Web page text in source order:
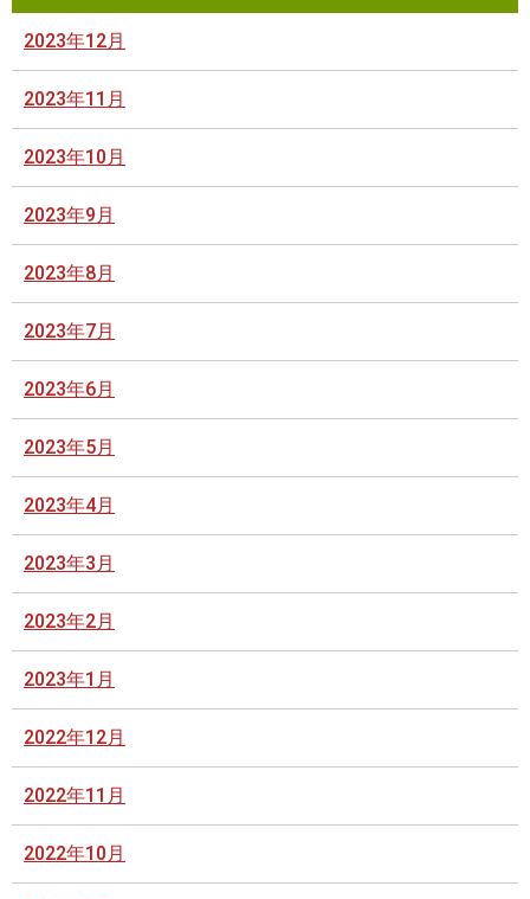
2023年12月
2023年11月
2023年10月
2023年9月
2023年8月
2023年7月
2023年6月
2023年5月
2023年4月
2023年3月
2023年2月
2023年1月
2022年12月
2022年11月
2022年10月